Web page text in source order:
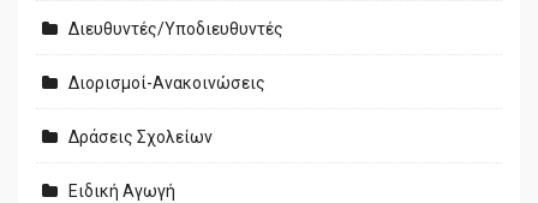
Διευθυντές/Υποδιευθυντές
Διορισμοί-Ανακοινώσεις
Δράσεις Σχολείων
Ειδική Αγωγή